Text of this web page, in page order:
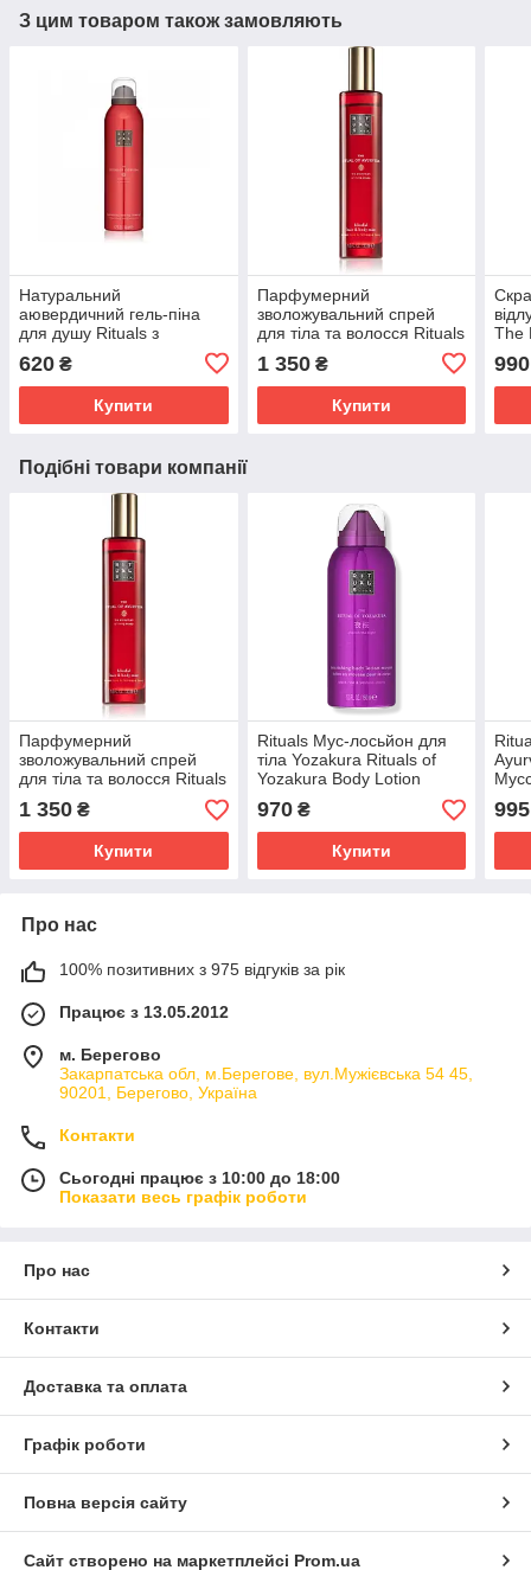
З цим товаром також замовляють
Натуральний
аювердичний гель-піна
для душу Rituals з
Ritual Of Ayurveda 200 мл
Ритуалс
620 ₴
Купити
Парфумерний
зволожувальний спрей
для тіла та волосся Rituals
Ритуал
1 350₴
Купити
The
990
Подібні товари компанії
Парфумерний
зволожувальний спрей
для тіла та волосся Rituals
The Ritual Of Ayurveda
Ритуал
1 350 ₴
Купити
Rituals Мус-лосьйон для
тіла Yozakura Rituals of
Yozakura Body Lotion
Mousse
970₴
Купити
995
Про нас
100% позитивних з 975 відгуків за рік
Працює з 13.05.2012
м. Берегово
Закарпатська обл, м.Берегове, вул.Мужієвська 54 45,
90201, Берегово, Україна
Контакти
Сьогодні працює з 10:00 до 18:00
Показати весь графік роботи
Про нас
Контакти
Доставка та оплата
Графік роботи
Повна версія сайту
Сайт створено на маркетплейсі Prom.ua